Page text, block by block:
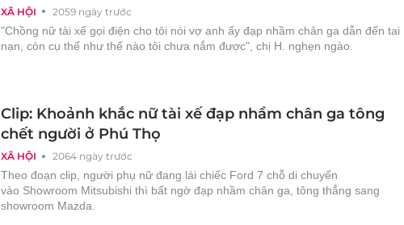
XÃ HỘI 2059 ngày trước
"Chồng nữ tài xế gọi điện cho tôi nói vợ anh ấy đạp nhầm chân ga dẫn đến tai
nạn, còn cụ thể như thế nào tôi chưa nắm được", chị H. nghẹn ngào.
XÃ HỘI 2064 ngày trước
Clip: Khoảnh khắc nữ tài xế đạp nhầm chân ga tông
chết người ở Phú Thọ
Theo đoạn clip, người phụ nữ đang lái chiếc Ford 7 chỗ di chuyển
vào Showroom Mitsubishi thì bất ngờ đạp nhầm chân ga, tông thẳng sang
showroom Mazda.